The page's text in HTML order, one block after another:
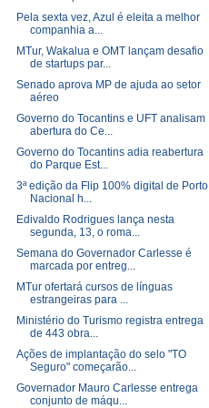
Pela sexta vez, Azul é eleita a melhor
companhia a...
MTur, Wakalua e OMT lançam desafio
de startups par...
Senado aprova MP de ajuda ao setor
aéreo
Governo do Tocantins e UFT analisam
abertura do Ce...
Governo do Tocantins adia reabertura
do Parque Est...
3ª edição da Flip 100% digital de Porto
Nacional h...
Edivaldo Rodrigues lança nesta
segunda, 13, o roma...
Semana do Governador Carlesse é
marcada por entreg...
MTur ofertará cursos de línguas
estrangeiras para ...
Ministério do Turismo registra entrega
de 443 obra...
Ações de implantação do selo "TO
Seguro" começarão...
Governador Mauro Carlesse entrega
conjunto de máqu...